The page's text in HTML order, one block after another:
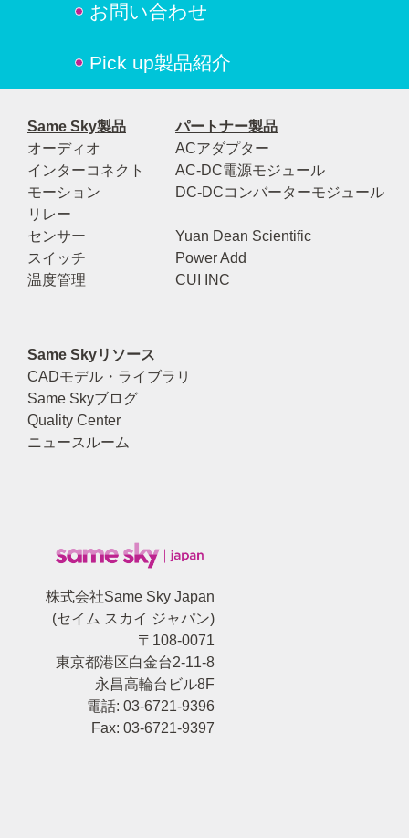
お問い合わせ
Pick up製品紹介
Same Sky製品
オーディオ
インターコネクト
モーション
リレー
センサー
スイッチ
温度管理
パートナー製品
ACアダプター
AC-DC電源モジュール
DC-DCコンバーターモジュール
Yuan Dean Scientific
Power Add
CUI INC
Same Skyリソース
CADモデル・ライブラリ
Same Skyブログ
Quality Center
ニュースルーム
株式会社Same Sky Japan
(セイム スカイ ジャパン)
〒108-0071
東京都港区白金台2-11-8
永昌高輪台ビル8F
電話: 03-6721-9396
Fax: 03-6721-9397